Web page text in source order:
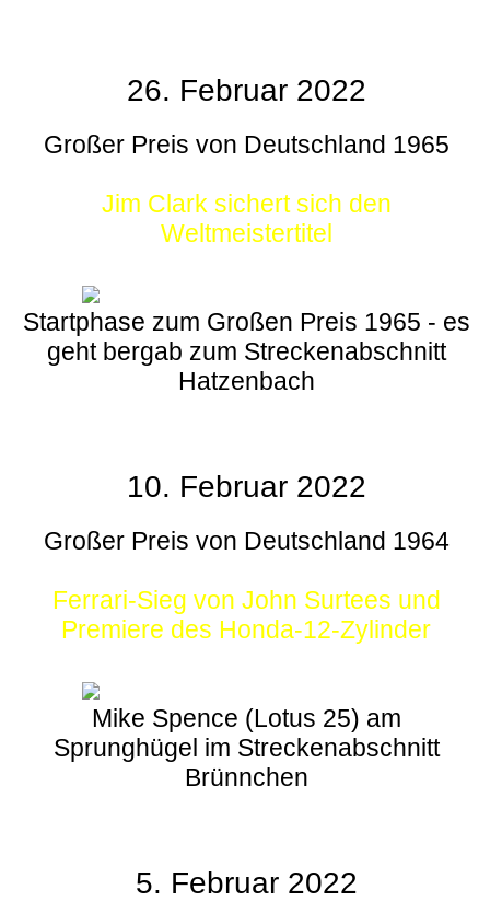
26. Februar 2022
Großer Preis von Deutschland 1965
Jim Clark sichert sich den
Weltmeistertitel
Startphase zum Großen Preis 1965 - es
geht bergab zum Streckenabschnitt
Hatzenbach
10. Februar 2022
Großer Preis von Deutschland 1964
Ferrari-Sieg von John Surtees und
Premiere des Honda-12-Zylinder
Mike Spence (Lotus 25) am
Sprunghügel im Streckenabschnitt
Brünnchen
5. Februar 2022